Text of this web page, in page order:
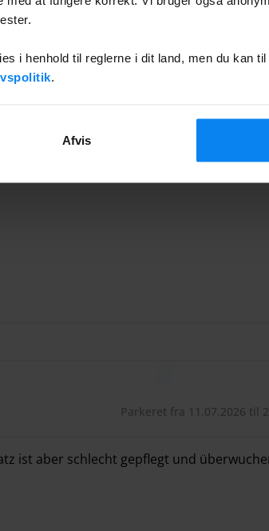
i henhold til reglerne i dit land, men du kan
.
Afvis
Parkeret fra 11.07.2026 til
ist aber schlecht gepflegt und